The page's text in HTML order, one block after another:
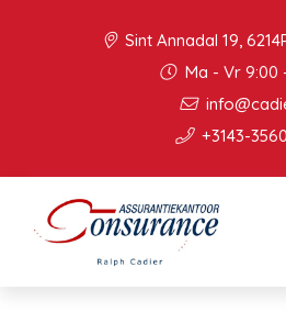
Sint Annadal 19,
Ma - Vr 9:00
+3143-